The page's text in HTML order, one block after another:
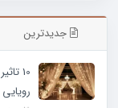
جدیدترین
10
رویایی